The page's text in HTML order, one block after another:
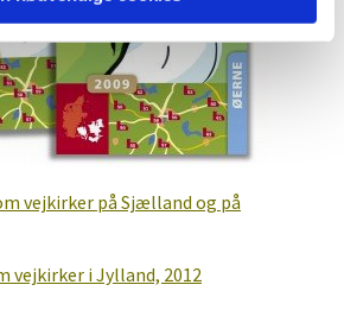
vejkirker på Sjælland og på
vejkirker i Jylland, 2012